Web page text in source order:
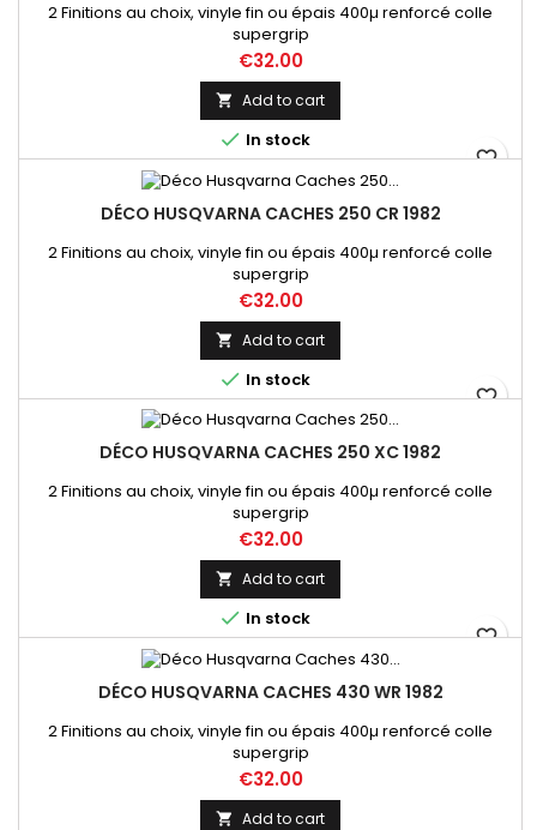
2 Finitions au choix, vinyle fin ou épais 400µ renforcé colle
supergrip
Price
€32.00
 Add to cart
 In stock
favorite_border
DÉCO HUSQVARNA CACHES 250 CR 1982
2 Finitions au choix, vinyle fin ou épais 400µ renforcé colle
supergrip
Price
€32.00
 Add to cart
 In stock
favorite_border
DÉCO HUSQVARNA CACHES 250 XC 1982
2 Finitions au choix, vinyle fin ou épais 400µ renforcé colle
supergrip
Price
€32.00
 Add to cart
 In stock
favorite_border
DÉCO HUSQVARNA CACHES 430 WR 1982
2 Finitions au choix, vinyle fin ou épais 400µ renforcé colle
supergrip
Price
€32.00
 Add to cart